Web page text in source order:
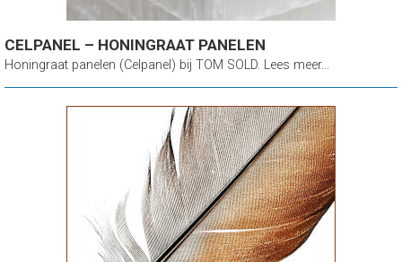
CELPANEL – HONINGRAAT PANELEN
Honingraat panelen (Celpanel) bij TOM SOLD. Lees meer...